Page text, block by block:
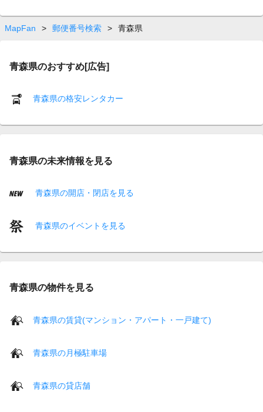
MapFan > 郵便番号検索 > 青森県
青森県のおすすめ[広告]
青森県の格安レンタカー
青森県の未来情報を見る
青森県の開店・閉店を見る
青森県のイベントを見る
青森県の物件を見る
青森県の賃貸(マンション・アパート・一戸建て)
青森県の月極駐車場
青森県の貸店舗